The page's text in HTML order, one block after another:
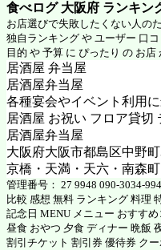
食べログ 大阪府 ランキン
お店選びで失敗したくない人の
独自ランキング や ユーザー 口
目的 や 予算 に ぴったり の お店
居酒屋 弁当屋
居酒屋弁当屋
各種宴会やイベント利用に
居酒屋 お祝い フロア貸切
居酒屋弁当屋
大阪府大阪市都島区中野町
京橋・天満・天六・南森
管理番号： 27 9948 090-3034-
比較 感想 無料 ランキング 料理
記念日 MENU メニュー おすす
昼食 おやつ 夕食 ディナー 晩飯
割引チケット 割引券 優待券 ク